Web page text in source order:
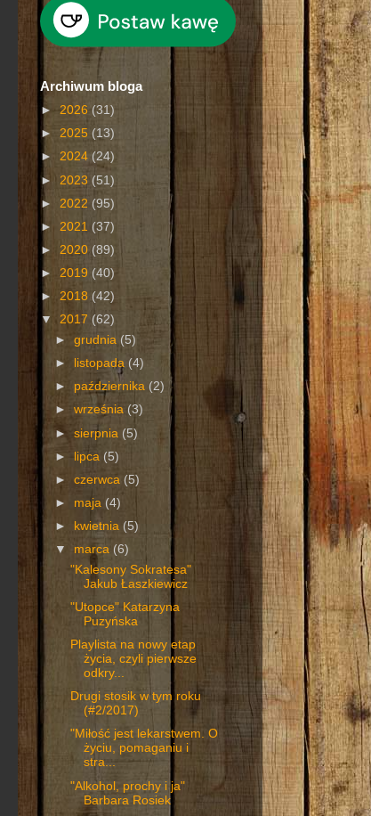
Archiwum bloga
► 2026 (31)
► 2025 (13)
► 2024 (24)
► 2023 (51)
► 2022 (95)
► 2021 (37)
► 2020 (89)
► 2019 (40)
► 2018 (42)
▼ 2017 (62)
►grudnia(5)
►
listopada (4)
► października (2)
►września (3)
►sierpnia (5)
► lipca (5)
►czerwca(5)
► maja (4)
►
kwietnia (5)
▼ marca (6)
"Kalesony Sokratesa"
Jakub Łaszkiewicz
"Utopce" Katarzyna
Puzyńska
Playlista na nowy etap
życia, czyli pierwsze
odkry...
Drugi stosik w tym roku
(#2/2017)
"Miłość jest lekarstwem. O
życiu, pomaganiu i
stra...
"Alkohol, prochy i ja"
Barbara Rosiek